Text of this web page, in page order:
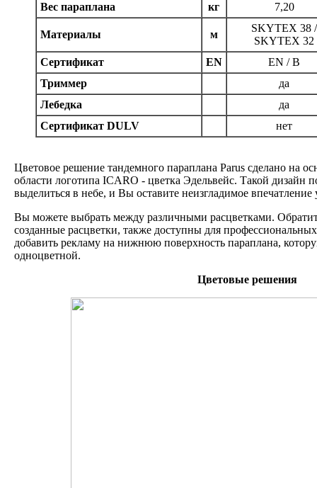
Вес параплана
кг 7,20
Материалы м
SKYTEX 38 /
SKYTEX 32
Сертификат
EN
EN / B
Триммер
да
Лебедка
да
Сертификат DULV
нет
Цветовое решение тандемного параплана Parus сделано на
области логотипа ICARO - цветка Эдельвейс. Такой дизайн
выделиться в небе, и Вы оставите неизгладимое
Вы можете выбрать между различными расцветками.
созданные расцветки, также доступны для
добавить рекламу на нижнюю поверхность параплана,
одноцветной.
Цветовые решения